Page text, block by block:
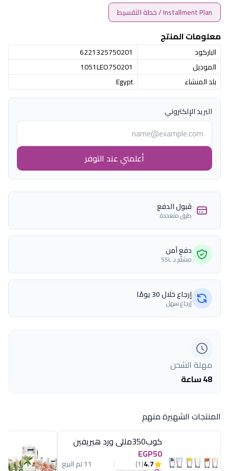
Installment Plan / خطة التقسيط
معلومات المنتج
الباركود
6221325750201
الموديل
1051LEO750201
بلد المنشاء
Egypt
البريد الإلكتروني
أعلمني عند التوفر
قبول الدفع
طرق متعددة
دفع آمن
مشفّر بـ SSL
إرجاع خلال 30 يومًا
إرجاع سهل
مهلة الشحن
48 ساعة
المنتجات الشهيرة منهم
كوب350مللى ورد هيريفين
EGP50
4.7
(1) 11 تم البيع